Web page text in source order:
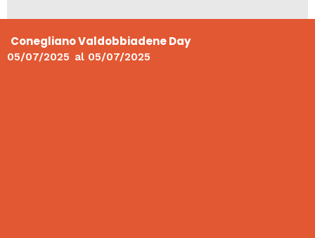
Conegliano Valdobbiadene Day
05/07/2025 al 05/07/2025